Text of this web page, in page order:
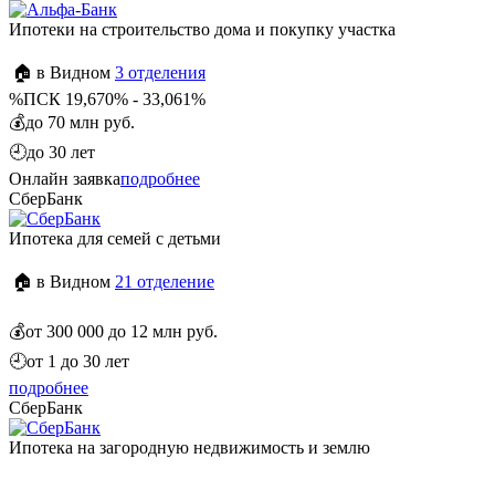
Ипотеки на строительство дома и покупку участка
🏠 в Видном 3 отделения
%ПСК 19,670% - 33,061%
💰до 70 млн руб.
🕘до 30 лет
Онлайн заявкаподробнее
СберБанк
Ипотека для семей с детьми
🏠 в Видном 21 отделение
💰от 300 000 до 12 млн руб.
🕘от 1 до 30 лет
подробнее
СберБанк
Ипотека на загородную недвижимость и землю